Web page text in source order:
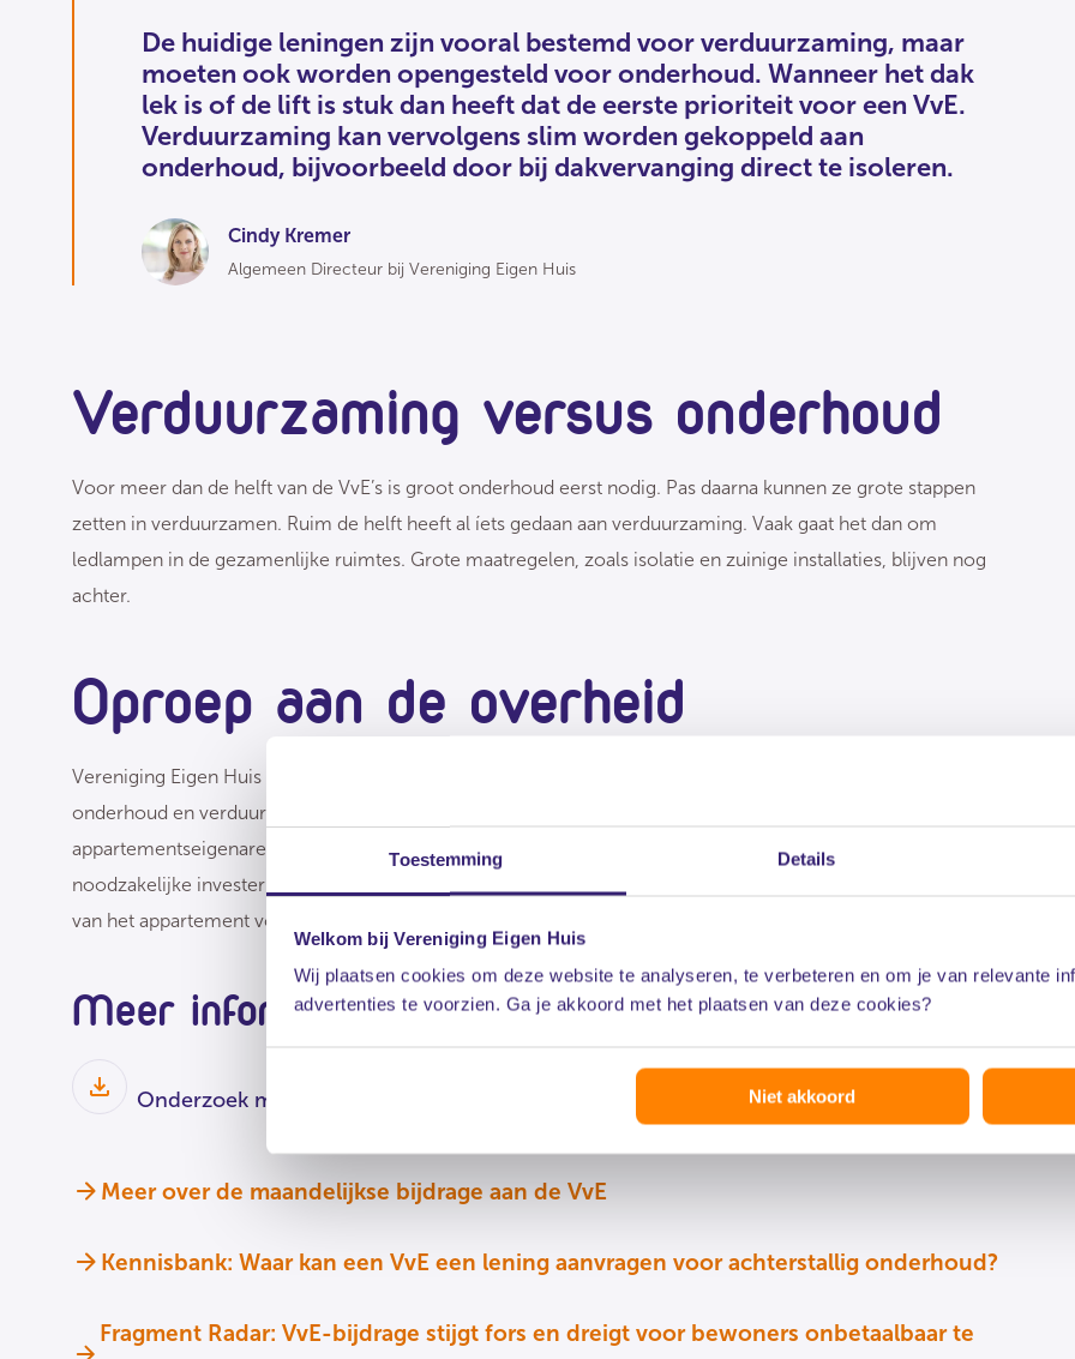
Toestemming Details
Welkom bij Vereniging Eigen Huis
Wij plaatsen cookies om deze website te analyseren, te verbeteren en om je van relevante
advertenties te voorzien. Ga je akkoord met het plaatsen van deze cookies?
Niet akkoord
De huidige leningen zijn vooral bestemd voor verduurzaming, maar
moeten ook worden opengesteld voor onderhoud. Wanneer het dak
lek is of de lift is stuk dan heeft dat de eerste prioriteit voor een VvE.
Verduurzaming kan vervolgens slim worden gekoppeld aan
onderhoud, bijvoorbeeld door bij dakvervanging direct te isoleren.
Cindy Kremer
Algemeen Directeur bij Vereniging Eigen Huis
Verduurzaming versus onderhoud
Voor meer dan de helft van de VvE’s is groot onderhoud eerst nodig. Pas daarna kunnen ze grote stappen
zetten in verduurzamen. Ruim de helft heeft al íets gedaan aan verduurzaming. Vaak gaat het dan om
ledlampen in de gezamenlijke ruimtes. Grote maatregelen, zoals isolatie en zuinige installaties, blijven nog
achter.
Oproep aan de overheid
Vereniging Eigen Huis roept de overheid op om de huidige leenmogelijkheden te verbreden, zodat
onderhoud en verduurzaming samen opgepakt kunnen worden voor VvE's. Ook moet de lening voor
appartementseigenaren die de stijgende lasten niet kunnen betalen toegankelijker worden. Grote,
noodzakelijke investeringen door de VvE mogen niet leiden tot financiële problemen of gedwongen verkoop
van het appartement voor appartementseigenaren die de stijgende lasten niet kunnen dragen.
Meer informatie:
Onderzoek maandelijkse VvE-bijdrage januari 2026.pdf
Meer over de maandelijkse bijdrage aan de VvE
Kennisbank: Waar kan een VvE een lening aanvragen voor achterstallig onderhoud?
Fragment Radar: VvE-bijdrage stijgt fors en dreigt voor bewoners onbetaalbaar te